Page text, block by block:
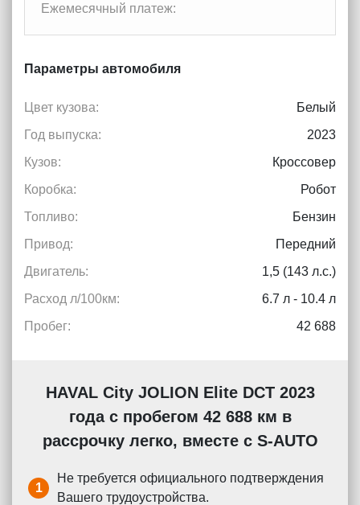
Ежемесячный платеж:
Параметры автомобиля
Цвет кузова:
Белый
Год выпуска:
2023
Кузов:
Кроссовер
Коробка:
Робот
Топливо:
Бензин
Привод:
Передний
Двигатель:
1,5 (143 л.с.)
Расход л/100км:
6.7 л - 10.4 л
Пробег:
42 688
HAVAL City JOLION Elite DCT 2023
года с пробегом 42 688 км в
рассрочку легко, вместе с S-AUTO
1
Не требуется официального подтверждения
Вашего трудоустройства.